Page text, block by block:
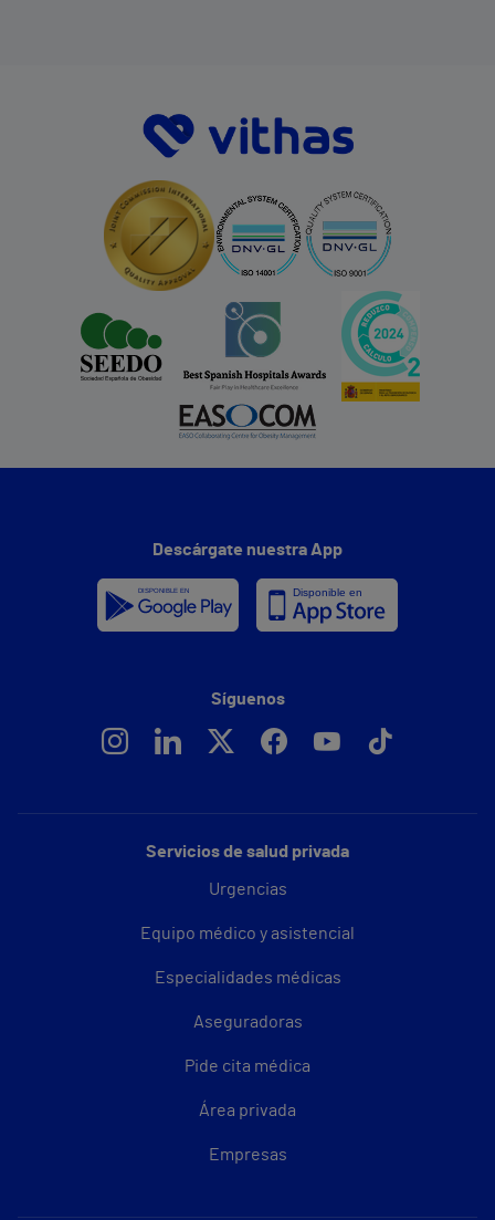
Servicios de salud privada
Urgencias
Equipo médico y asistencial
Especialidades médicas
Aseguradoras
Pide cita médica
Área privada
Empresas
Descárgate nuestra App
Síguenos